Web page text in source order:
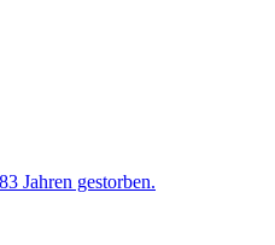
Jahren gestorben.